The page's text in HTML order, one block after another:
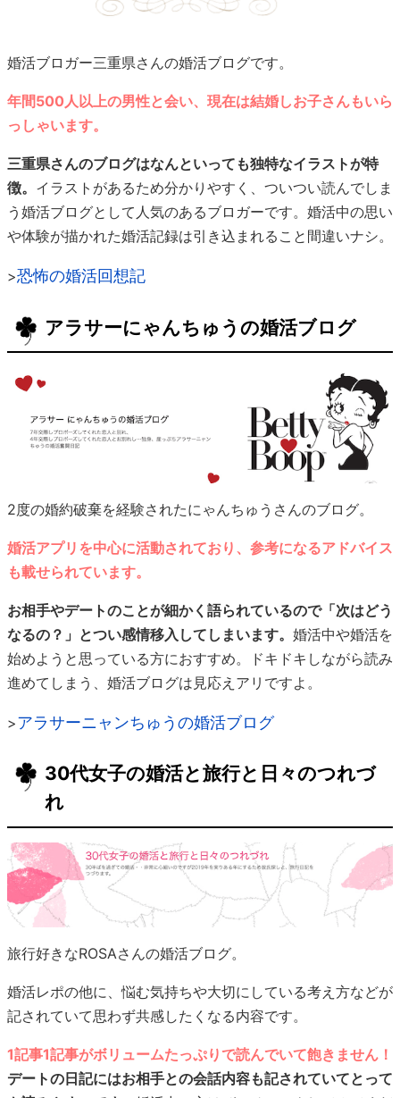
婚活ブロガー三重県さんの婚活ブログです。
年間500人以上の男性と会い、現在は結婚しお子さんもいら
っしゃいます。
三重県さんのブログはなんといっても独特なイラストが特
徴。 イラストがあるため分かりやすく、ついつい読んでしま
う婚活ブログとして人気のあるブロガーです。婚活中の思い
や体験が描かれた婚活記録は引き込まれること間違いナシ。
>恐怖の婚活回想記
アラサーにゃんちゅうの婚活ブログ
2度の婚約破棄を経験されたにゃんちゅうさんのブログ。
婚活アプリを中心に活動されており、参考になるアドバイス
も載せられています。
お相手やデートのことが細かく語られているので「次はどう
なるの？」とつい感情移入してしまいます。 婚活中や婚活を
始めようと思っている方におすすめ。ドキドキしながら読み
進めてしまう、婚活ブログは見応えアリですよ。
>アラサーニャンちゅうの婚活ブログ
30代女子の婚活と旅行と日々のつれづ
れ
旅行好きなROSAさんの婚活ブログ。
婚活レポの他に、悩む気持ちや大切にしている考え方などが
記されていて思わず共感したくなる内容です。
1記事1記事がボリュームたっぷりで読んでいて飽きません！
デートの日記にはお相手との会話内容も記されていてとって